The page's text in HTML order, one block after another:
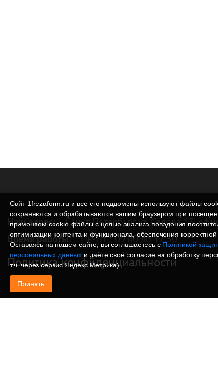
Наш адрес: Санкт-Петербург ул. Седова 13,
Время работы: Пн-Пт с 09:00 до 17:30
Политика конфиденциальности
Сайт 1frezaform.ru и все его поддомены используют файлы
сохраняются и обрабатываются вашим браузером при
применяем cookie‑файлы с целью анализа поведения
оптимизации контента и функционала, обеспечения
Оставаясь на нашем сайте, вы соглашаетесь с Политикой
персональных данных и даёте своё согласие на обработку
т.ч. через сервис Яндекс.Метрика).
Принять